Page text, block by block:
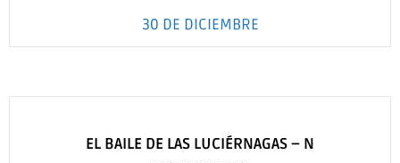
30 DE DICIEMBRE
EL BAILE DE LAS LUCIÉRNAGAS – N